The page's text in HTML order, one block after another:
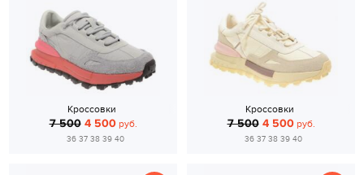
Кроссовки
7 500 4 500руб.
36 37 38 39 40
Кроссовки
7 500 4 500руб.
36 37 38 39 40